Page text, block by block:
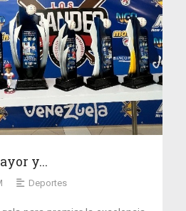
y...
Deportes